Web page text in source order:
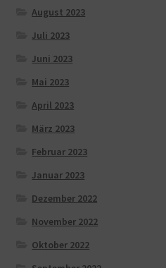
August 2023
Juli 2023
Juni 2023
Mai 2023
April 2023
März 2023
Februar 2023
Januar 2023
Dezember 2022
November 2022
Oktober 2022